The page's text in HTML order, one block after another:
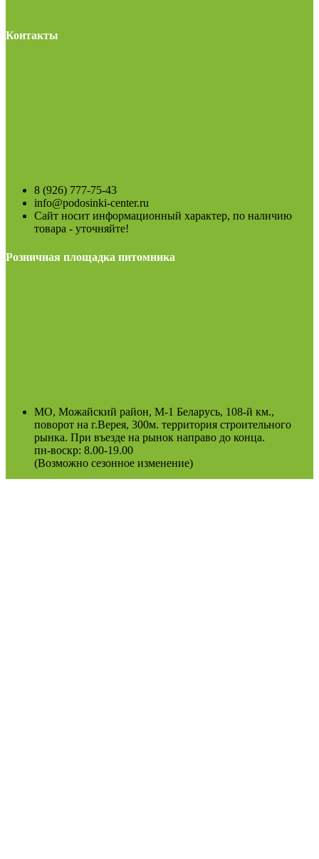
Контакты
8 (926) 777-75-43
info@podosinki-center.ru
Сайт носит информационный характер, по наличию
товара - уточняйте!
Розничная площадка питомника
МО, Можайский район, М-1 Беларусь, 108-й км.,
поворот на г.Верея, 300м. территория строительного
рынка. При въезде на рынок направо до конца.
пн-воскр: 8.00-19.00
(Возможно сезонное изменение)